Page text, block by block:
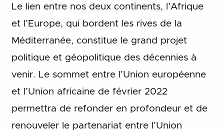
Le lien entre nos deux continents, l’Afrique
et l’Europe, qui bordent les rives de la
Méditerranée, constitue le grand projet
politique et géopolitique des décennies à
venir. Le sommet entre l’Union européenne
et l’Union africaine de février 2022
permettra de refonder en profondeur et de
renouveler le partenariat entre l’Union